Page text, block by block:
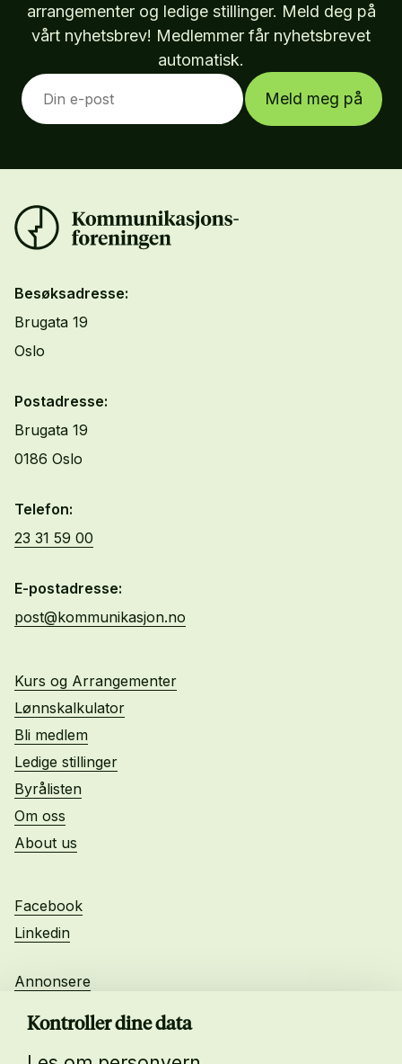
Kontroller dine data
arrangementer og ledige stillinger. Meld deg på
vårt nyhetsbrev! Medlemmer får nyhetsbrevet
automatisk.
Meld meg på
Besøksadresse:
Brugata 19
Oslo
Postadresse:
Brugata 19
0186 Oslo
Telefon:
23 31 59 00
E-postadresse:
post@kommunikasjon.no
Kurs og Arrangementer
Lønnskalkulator
Bli medlem
Ledige stillinger
Byrålisten
Om oss
About us
Facebook
Linkedin
Annonsere